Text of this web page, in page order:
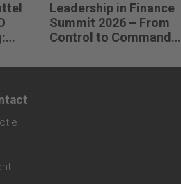
Leadership in Finance
Summit 2026 – From
Control to Command –
(CFO van Zelesta):